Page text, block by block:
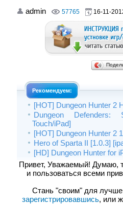
admin 57765 16-11-
Рекомендуем:
[HOT] Dungeon Hunter 2
Dungeon Defenders:
Touch/iPad]
[HOT] Dungeon Hunter 2
Hero of Sparta II [1.0.3]
[HD] Dungeon Hunter for
Привет, Уважаемый! Думаю,
и пользоваться всеми
Стань "своим" для
зарегистрировавшись, или